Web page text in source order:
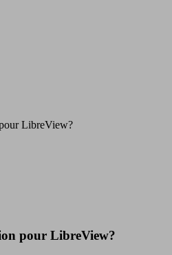
LibreView?
pour LibreView?